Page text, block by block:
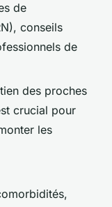
de
conseils
de
des proches
crucial pour
les